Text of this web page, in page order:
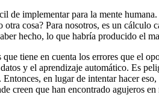
de implementar para la mente
cosa? Para nosotros, es un
hecho, lo que habría producido el
tiene en cuenta los errores que el
y el aprendizaje automático. Es
en lugar de intentar hacer
creen que han encontrado agujeros